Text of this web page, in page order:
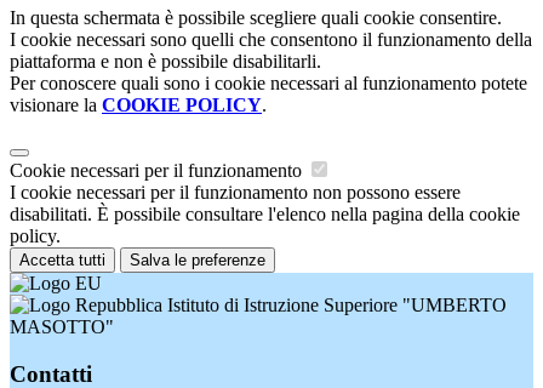
In questa schermata è possibile scegliere quali cookie consentire.
I cookie necessari sono quelli che consentono il funzionamento della
piattaforma e non è possibile disabilitarli.
Per conoscere quali sono i cookie necessari al funzionamento potete
visionare la COOKIE POLICY.
Cookie necessari per il funzionamento
I cookie necessari per il funzionamento non possono essere
disabilitati. È possibile consultare l'elenco nella pagina della cookie
policy.
Accetta tutti Salva le preferenze
Istituto di Istruzione Superiore "UMBERTO
MASOTTO"
Contatti